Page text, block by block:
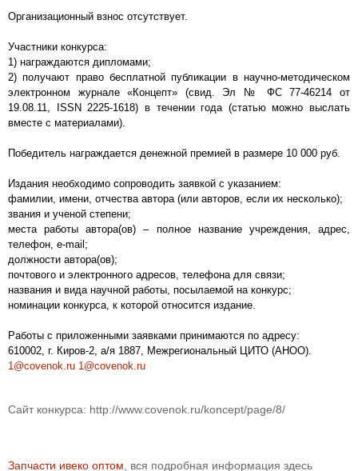
Организационный взнос отсутствует.
Участники конкурса:
1) награждаются дипломами;
2) получают право бесплатной публикации в научно-методическом
электронном журнале «Концепт» (свид. Эл № ФС 77-46214 от
19.08.11, ISSN 2225-1618) в течении года (статью можно выслать
вместе с материалами).
Победитель награждается денежной премией в размере 10 000 руб.
Издания необходимо сопроводить заявкой с указанием:
фамилии, имени, отчества автора (или авторов, если их несколько);
звания и ученой степени;
места работы автора(ов) – полное название учреждения, адрес,
телефон, e-mail;
должности автора(ов);
почтового и электронного адресов, телефона для связи;
названия и вида научной работы, посылаемой на конкурс;
номинации конкурса, к которой относится издание.
Работы с приложенными заявками принимаются по адресу:
610002, г. Киров-2, а/я 1887, Межрегиональный ЦИТО (АНОО).
1@covenok.ru 1@covenok.ru
Сайт конкурса: http://www.covenok.ru/koncept/page/8/
Запчасти ивеко оптом , вся подробная информация здесь